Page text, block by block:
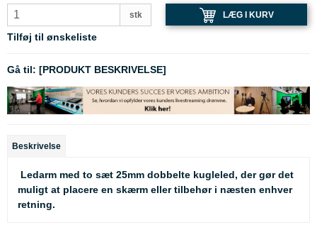
stk LÆG I KURV
Tilføj til ønskeliste
Gå til: [PRODUKT BESKRIVELSE]
Beskrivelse
Ledarm med to sæt 25mm dobbelte kugleled, der gør det
muligt at placere en skærm eller tilbehør i næsten enhver
retning.